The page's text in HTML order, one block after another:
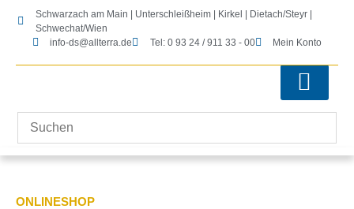
Schwarzach am Main | Unterschleißheim | Kirkel | Dietach/Steyr |
Schwechat/Wien
info-ds@allterra.de
Tel: 0 93 24 / 911 33 - 00 Mein Konto
ONLINESHOP